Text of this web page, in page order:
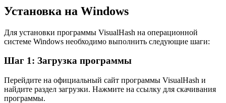
Установка на Windows
Для установки программы VisualHash на операционной
системе Windows необходимо выполнить следующие шаги:
Шаг 1: Загрузка программы
Перейдите на официальный сайт программы VisualHash и
найдите раздел загрузки. Нажмите на ссылку для скачивания
программы.